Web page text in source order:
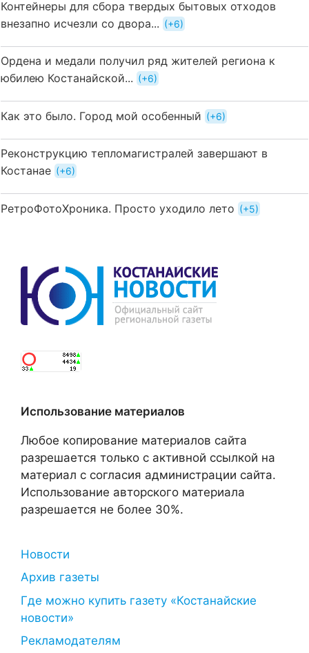
Контейнеры для сбора твердых бытовых отходов
внезапно исчезли со двора...
+6
Ордена и медали получил ряд жителей региона к
юбилею Костанайской...
+6
Как это было. Город мой особенный +6
Реконструкцию тепломагистралей завершают в
Костанае
+6
РетроФотоХроника. Просто уходило лето +5
Использование материалов
Любое копирование материалов сайта
разрешается только с активной ссылкой на
материал с согласия администрации сайта.
Использование авторского материала
разрешается не более 30%.
Новости
Архив газеты
Где можно купить газету «Костанайские
новости»
Рекламодателям